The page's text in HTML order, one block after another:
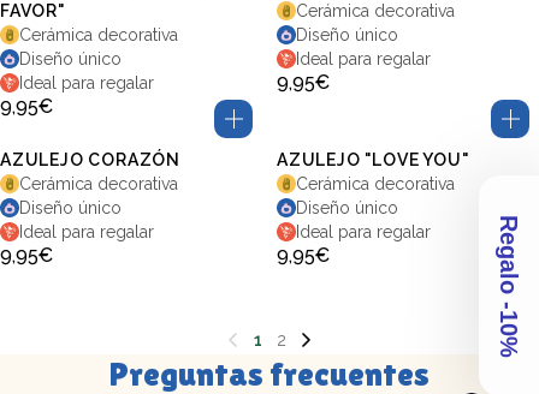
FAVOR"
Cerámica decorativa
Diseño único
Ideal para regalar
9,95€
Cerámica decorativa
Diseño único
Ideal para regalar
9,95€
AZULEJO CORAZÓN
Cerámica decorativa
Diseño único
Ideal para regalar
9,95€
AZULEJO "LOVE YOU"
Cerámica decorativa
Diseño único
Ideal para regalar
9,95€
1 2
Preguntas frecuentes
Regalo -10%